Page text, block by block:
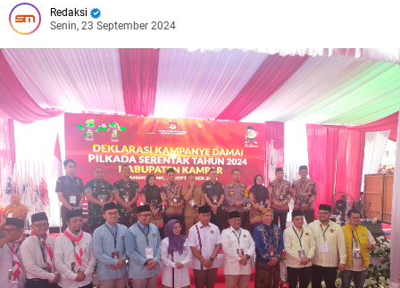
Redaksi
Senin, 23 September 2024